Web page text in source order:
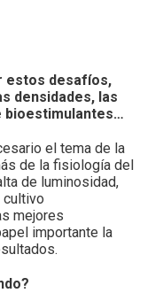
estos desafíos,
densidades, las
bioestimulantes…
el tema de la
de la fisiología del
de luminosidad,
cultivo
mejores
importante la